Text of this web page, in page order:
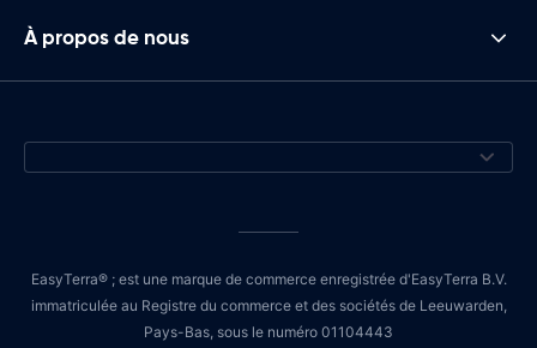
À propos de nous
EasyTerra® ; est une marque de commerce enregistrée d'EasyTerra B.V.
immatriculée au Registre du commerce et des sociétés de Leeuwarden,
Pays-Bas, sous le numéro 01104443